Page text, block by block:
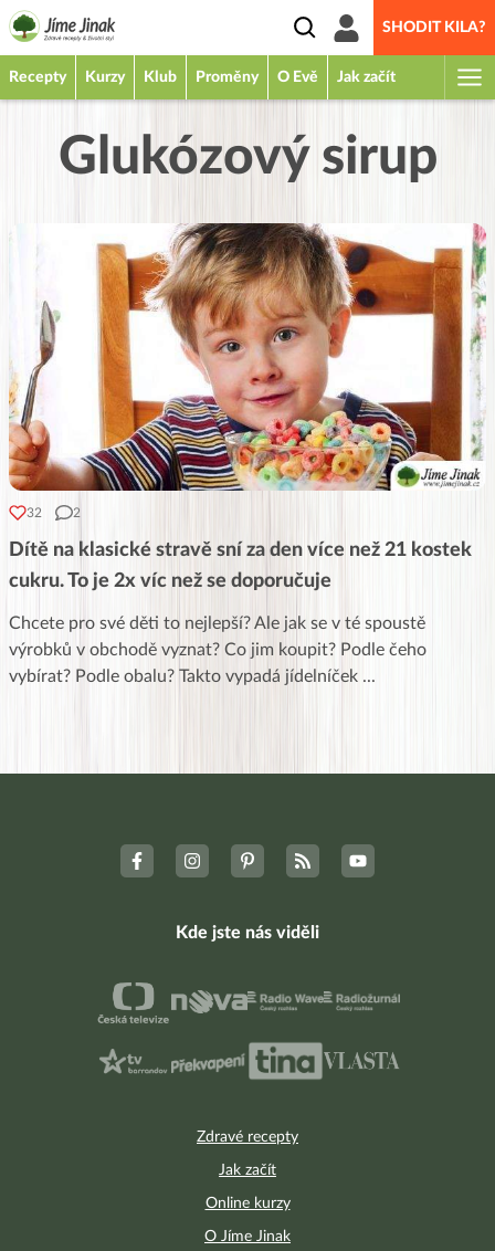
SHODIT KILA?
Recepty Kurzy Klub Proměny O Evě Jak začít
Glukózový sirup
32 2
Dítě na klasické stravě sní za den více než 21 kostek
cukru. To je 2x víc než se doporučuje
Chcete pro své děti to nejlepší? Ale jak se v té spoustě
výrobků v obchodě vyznat? Co jim koupit? Podle čeho
vybírat? Podle obalu? Takto vypadá jídelníček ...
Zdravé recepty
Jak začít
Online kurzy
O Jíme Jinak
Kde jste nás viděli